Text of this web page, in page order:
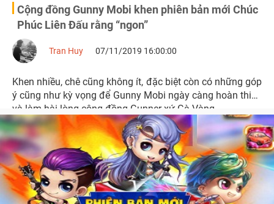
Cộng đồng Gunny Mobi khen phiên bản mới Chúc
Phúc Liên Đấu rằng “ngon”
Tran Huy 07/11/2019 16:00:00
Khen nhiều, chê cũng không ít, đặc biệt còn có những góp
ý cũng như kỳ vọng để Gunny Mobi ngày càng hoàn thiện
và làm hài lòng cộng đồng Gunner xứ Gà Vàng.